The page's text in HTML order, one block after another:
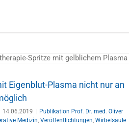
Presse Publikation Prof. Dr. med. Oliver
Eigenblut-Plasma nicht nur an
14.06.2019
Publikation Prof. Dr. med. Oliver
Medizin, Veröffentlichtungen, Wirbelsäule